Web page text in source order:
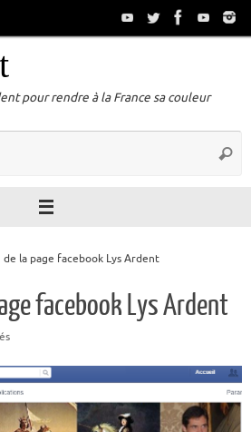
pour rendre à la France sa couleur
de la page facebook Lys Ardent
facebook Lys Ardent